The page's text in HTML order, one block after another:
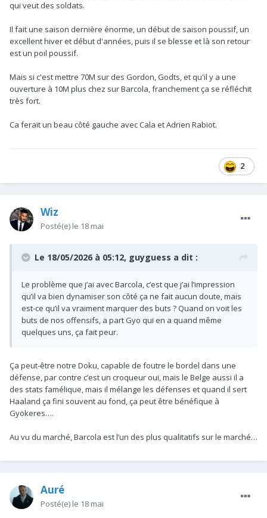
qui veut des soldats.
Il fait une saison dernière énorme, un début de saison poussif, un
excellent hiver et début d'années, puis il se blesse et là son retour
est un poil poussif.
Mais si c'est mettre 70M sur des Gordon, Godts, et qu'il y a une
ouverture à 10M plus chez sur Barcola, franchement ça se réfléchit
très fort.
Ca ferait un beau côté gauche avec Cala et Adrien Rabiot.
2
Wiz
Posté(e) le 18 mai
Le 18/05/2026 à 05:12, guyguess a dit :
Le problème que j’ai avec Barcola, c’est que j’ai l’impression
qu’il va bien dynamiser son côté ça ne fait aucun doute, mais
est-ce qu’il va vraiment marquer des buts ? Quand on voit les
buts de nos offensifs, a part Gyo qui en a quand même
quelques uns, ça fait peur.
Ça peut-être notre Doku, capable de foutre le bordel dans une
défense, par contre c’est un croqueur oui, mais le Belge aussi il a
des stats famélique, mais il mélange les défenses et quand il sert
Haaland ça fini souvent au fond, ça peut être bénéfique à
Gyökeres….
Au vu du marché, Barcola est l’un des plus qualitatifs sur le marché…
Auré
Posté(e) le 18 mai